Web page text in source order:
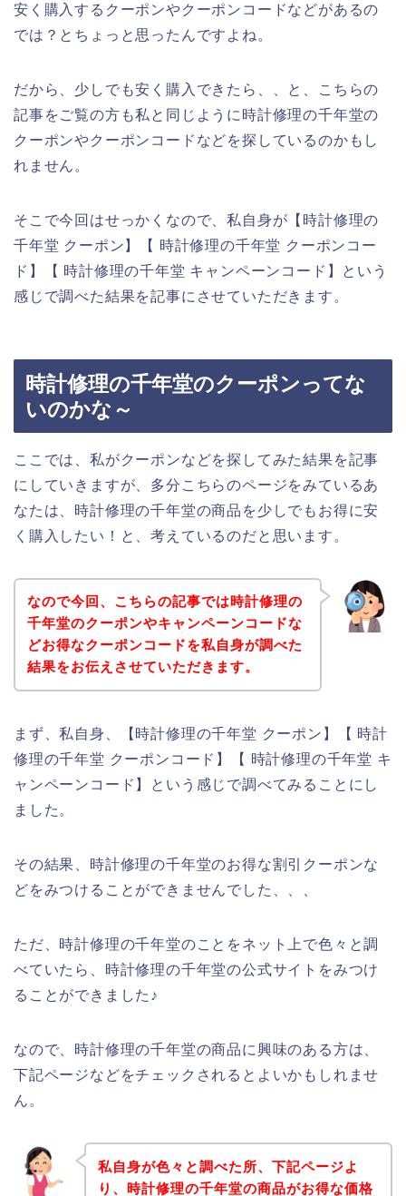
安く購入するクーポンやクーポンコードなどがあるの
では？とちょっと思ったんですよね。
だから、少しでも安く購入できたら、、と、こちらの
記事をご覧の方も私と同じように時計修理の千年堂の
クーポンやクーポンコードなどを探しているのかもし
れません。
そこで今回はせっかくなので、私自身が【時計修理の
千年堂 クーポン】【 時計修理の千年堂 クーポンコー
ド】【 時計修理の千年堂 キャンペーンコード】という
感じで調べた結果を記事にさせていただきます。
時計修理の千年堂のクーポンってな
いのかな～
ここでは、私がクーポンなどを探してみた結果を記事
にしていきますが、多分こちらのページをみているあ
なたは、時計修理の千年堂の商品を少しでもお得に安
く購入したい！と、考えているのだと思います。
なので今回、こちらの記事では時計修理の
千年堂のクーポンやキャンペーンコードな
どお得なクーポンコードを私自身が調べた
結果をお伝えさせていただきます。
まず、私自身、【時計修理の千年堂 クーポン】【 時計
修理の千年堂 クーポンコード】【 時計修理の千年堂 キ
ャンペーンコード】という感じで調べてみることにし
ました。
その結果、時計修理の千年堂のお得な割引クーポンな
どをみつけることができませんでした、、、
ただ、時計修理の千年堂のことをネット上で色々と調
べていたら、時計修理の千年堂の公式サイトをみつけ
ることができました♪
なので、時計修理の千年堂の商品に興味のある方は、
下記ページなどをチェックされるとよいかもしれませ
ん。
私自身が色々と調べた所、下記ページよ
り、時計修理の千年堂の商品がお得な価格